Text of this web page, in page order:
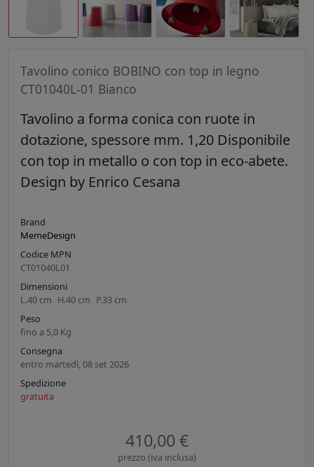
Tavolino conico BOBINO con top in legno
CT01040L-01 Bianco
Tavolino a forma conica con ruote in
dotazione, spessore mm. 1,20 Disponibile
con top in metallo o con top in eco-abete.
Design by Enrico Cesana
Brand
MemeDesign
Codice MPN
CT01040L01
Dimensioni
L.40 cm H.40 cm P.33 cm
Peso
fino a 5,0 Kg
Consegna
entro martedì, 08 set 2026
Spedizione
gratuita
410,00 €
prezzo (iva inclusa)